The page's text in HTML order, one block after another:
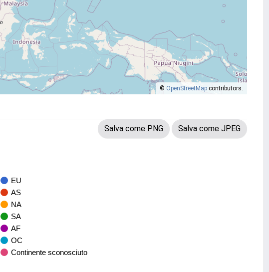
© OpenStreetMap contributors.
Salva come PNG Salva come JPEG
EU
AS
NA
SA
AF
OC
Continente sconosciuto